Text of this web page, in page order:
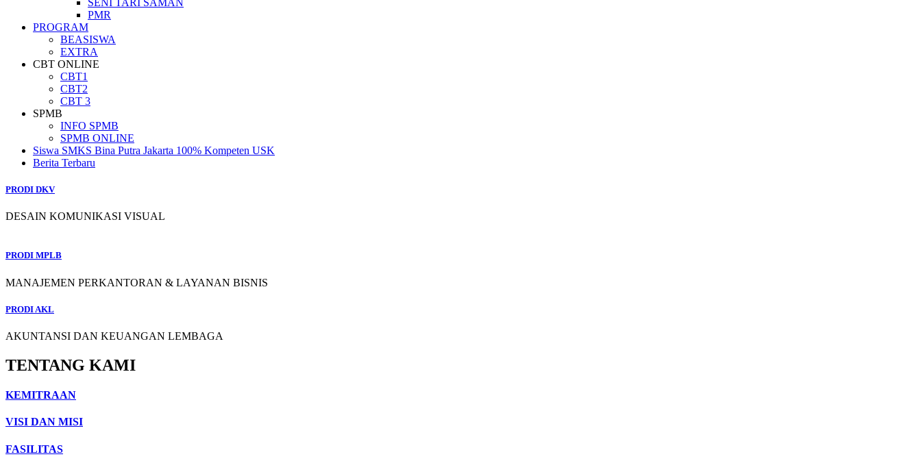
PMR
PROGRAM
BEASISWA
EXTRA
CBT ONLINE
CBT1
CBT2
CBT 3
SPMB
INFO SPMB
SPMB ONLINE
Siswa SMKS Bina Putra Jakarta 100% Kompeten USK
Berita Terbaru
PRODI DKV
DESAIN KOMUNIKASI VISUAL
PRODI MPLB
MANAJEMEN PERKANTORAN & LAYANAN BISNIS
PRODI AKL
AKUNTANSI DAN KEUANGAN LEMBAGA
TENTANG KAMI
KEMITRAAN
VISI DAN MISI
FASILITAS